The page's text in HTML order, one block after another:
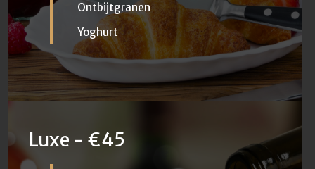
Ontbijtgranen
Yoghurt
Luxe - €45